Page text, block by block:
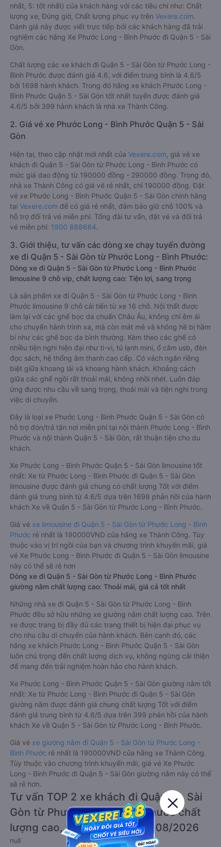
nhất, 5: tốt nhất) của khách hàng với các tiêu chí như: Chất
lượng xe, Đúng giờ, Chất lượng phục vụ trên Vexere.com.
Đánh giá này được viết trực tiếp bởi các khách hàng đã trải
nghiệm các hãng Xe Phước Long - Bình Phước đi Quận 5 - Sài
Gòn.
Chất lượng các xe khách đi Quận 5 - Sài Gòn từ Phước Long -
Bình Phước được đánh giá 4.6, với điểm trung bình là 4.6/5
bởi 1698 hành khách. Trong đó hãng xe khách Phước Long -
Bình Phước Quận 5 - Sài Gòn tốt nhất tuyến được đánh giá
4.6/5 bởi 399 hành khách là nhà xe Thành Công.
2. Giá vé xe Phước Long - Bình Phước Quận 5 - Sài
Gòn
Hiện tại, theo cập nhật mới nhất của Vexere.com , giá vé xe
khách đi Quận 5 - Sài Gòn từ Phước Long - Bình Phước có
mức giá dao động từ 190000 đồng - 290000 đồng. Trong đó,
nhà xe Thành Công có giá vé rẻ nhất, chỉ 190000 đồng. Đặt
vé xe Phước Long - Bình Phước Quận 5 - Sài Gòn chính hãng
tại Vexere.com để có giá rẻ nhất, đảm bảo giữ chỗ 100% và
hỗ trợ đổi trả vé miễn phí. Tổng đài tư vấn, đặt vé và đổi trả
vé miễn phí: 1900 888684.
3. Giới thiệu, tư vấn các dòng xe chạy tuyến đường
xe đi Quận 5 - Sài Gòn từ Phước Long - Bình Phước:
Dòng xe đi Quận 5 - Sài Gòn từ Phước Long - Bình Phước
limousine 9 chỗ vip, chất lượng cao: Tiện lợi, sang trọng
Là sản phẩm xe đi Quận 5 - Sài Gòn từ Phước Long - Bình
Phước limousine 9 chỗ cải tiến từ xe 16 chỗ. Nội thất được
làm lại với các ghế bọc da chuẩn Châu Âu, không chỉ êm ái
cho chuyến hành trình xa, mà còn mát mẻ và không hề bị hầm
bí như các ghế bọc da bình thường. Kèm theo các ghế có
nhiều tiện nghi hiện đại như ti-vi, tủ lạnh mini, ổ cắm usb, đèn
đọc sách, hệ thống âm thanh cao cấp. Có vách ngăn riêng
biệt giữa khoang lái và khoang hành khách. Khoảng cách
giữa các ghế ngồi rất thoải mái, không nhồi nhét. Luôn đáp
ứng được nhu cầu về sang trọng, thoải mái và tiện nghi trong
việc di chuyển.
Đây là loại xe Phước Long - Bình Phước Quận 5 - Sài Gòn có
hỗ trợ đón/trả tận nơi miễn phí tại nội thành Phước Long - Bình
Phước và nội thành Quận 5 - Sài Gòn, rất thuận tiện cho du
khách.
Xe Phước Long - Bình Phước Quận 5 - Sài Gòn limousine tốt
nhất: Xe từ Phước Long - Bình Phước đi Quận 5 - Sài Gòn
limousine được đánh giá chung có chất lượng Tốt với điểm
đánh giá trung bình từ 4.6/5 dựa trên 1698 phản hồi của hành
khách Xe về Quận 5 - Sài Gòn từ Phước Long - Bình Phước.
Giá vé xe limousine đi Quận 5 - Sài Gòn từ Phước Long - Bình
Phước rẻ nhất là 190000VND của hãng xe Thành Công. Tùy
thuộc vào vị trí ngồi của bạn và chương trình khuyến mãi, giá
vé Xe Phước Long - Bình Phước đi Quận 5 - Sài Gòn limousine
này có thể sẽ rẻ hơn
Dòng xe đi Quận 5 - Sài Gòn từ Phước Long - Bình Phước
giường nằm chất lượng cao: Thoải mái, giá cả tốt nhất
Những nhà xe đi Quận 5 - Sài Gòn từ Phước Long - Bình
Phước đều sở hữu những xe giường nằm chất lượng cao. Trên
xe được trang bị đầy đủ các trang thiết bị hiện đại phục vụ
cho nhu cầu di chuyển của hành khách. Bên cạnh đó, các
hãng xe khách Phước Long - Bình Phước Quận 5 - Sài Gòn
luôn chú trọng đến chất lượng dịch vụ, không ngừng cải thiện
để mang đến trải nghiệm hoàn hảo cho hành khách.
Xe Phước Long - Bình Phước Quận 5 - Sài Gòn giường nằm tốt
nhất: Xe từ Phước Long - Bình Phước đi Quận 5 - Sài Gòn
giường nằm được đánh giá chung chất lượng Tốt với điểm
đánh giá trung bình từ 4.6/5 dựa trên 399 phản hồi của hành
khách Xe về Quận 5 - Sài Gòn từ Phước Long - Bình Phước.
Giá vé xe giường nằm đi Quận 5 - Sài Gòn từ Phước Long -
Bình Phước rẻ nhất là 190000VND của hãng xe Thành Công.
Tùy thuộc vào chương trình khuyến mãi, giá vé Xe Phước
Long - Bình Phước đi Quận 5 - Sài Gòn giường nằm này có thể
sẽ rẻ hơn.
Tư vấn TOP 2 xe khách đi Quận 5 - Sài
Gòn từ Phước Long - Bình Phước chất
lượng cao, uy tín, giá rẻ nhất 08/2026
null